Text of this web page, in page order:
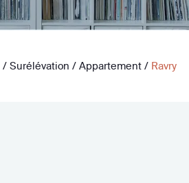
/ Surélévation / Appartement / Ravry